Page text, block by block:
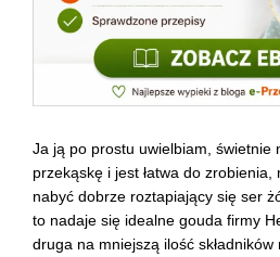
Ja ją po prostu uwielbiam, świetnie
przekąskę i jest łatwa do
nabyć dobrze roztapiający się ser
to nadaje się idealne gouda firmy
druga na mniejszą ilość